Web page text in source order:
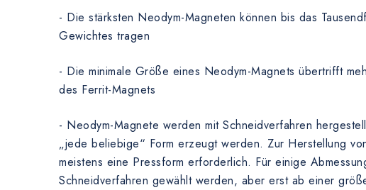
- Die stärksten Neodym-Magneten können bis das
Gewichtes tragen
- Die minimale Größe eines Neodym-Magnets übertrifft
des Ferrit-Magnets
- Neodym-Magnete werden mit Schneidverfahren
„jede beliebige“ Form erzeugt werden. Zur Herstellung
meistens eine Pressform erforderlich. Für einige
Schneidverfahren gewählt werden, aber erst ab einer